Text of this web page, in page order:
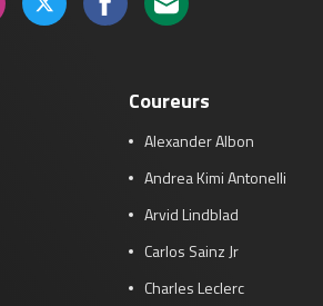
zo 21:00 - 23:00
30 okt - 01 nov
za 22:00 - 23:00
zo 21:00 - 23:00
zo 18:00 - 20:00
Coureurs
Alexander Albon
Andrea Kimi Antonelli
Arvid Lindblad
Carlos Sainz Jr
Charles Leclerc